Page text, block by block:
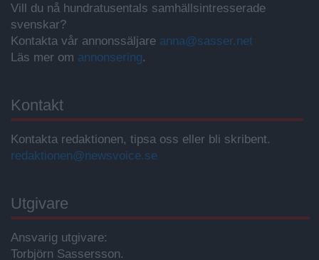
Vill du nå hundratusentals samhällsintresserade
svenskar?
Kontakta vår annonssäljare anna@sasser.net
Läs mer om annonsering.
Kontakt
Kontakta redaktionen, tipsa oss eller bli skribent.
redaktionen@newsvoice.se
Utgivare
Ansvarig utgivare:
Torbjörn Sassersson.